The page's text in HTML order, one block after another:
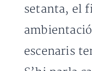
setanta, el
escenaris